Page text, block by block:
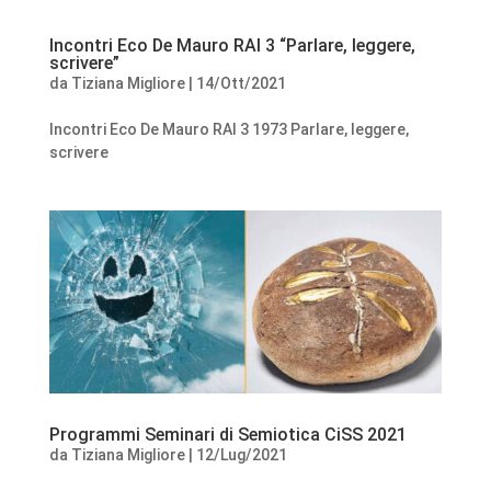
Incontri Eco De Mauro RAI 3 “Parlare, leggere,
scrivere”
da Tiziana Migliore| 14/Ott/2021
Incontri Eco De Mauro RAI 3 1973 Parlare, leggere,
scrivere
Programmi Seminari di Semiotica CiSS 2021
da Tiziana Migliore| 12/Lug/2021